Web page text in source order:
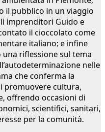
il pubblico in un viaggio
imprenditori Guido e
il cioccolato come
italiano; e infine
riflessione sul tema
nelle
che conferma la
promuovere cultura,
offrendo occasioni di
scientifici, sanitari,
per la comunità.